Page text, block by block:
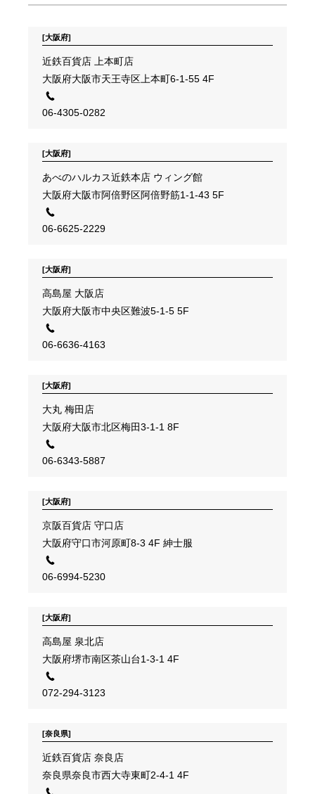
[大阪府]
近鉄百貨店 上本町店
大阪府大阪市天王寺区上本町6-1-55 4F
06-4305-0282
[大阪府]
あべのハルカス近鉄本店 ウィング館
大阪府大阪市阿倍野区阿倍野筋1-1-43 5F
06-6625-2229
[大阪府]
高島屋 大阪店
大阪府大阪市中央区難波5-1-5 5F
06-6636-4163
[大阪府]
大丸 梅田店
大阪府大阪市北区梅田3-1-1 8F
06-6343-5887
[大阪府]
京阪百貨店 守口店
大阪府守口市河原町8-3 4F 紳士服
06-6994-5230
[大阪府]
高島屋 泉北店
大阪府堺市南区茶山台1-3-1 4F
072-294-3123
[奈良県]
近鉄百貨店 奈良店
奈良県奈良市西大寺東町2-4-1 4F